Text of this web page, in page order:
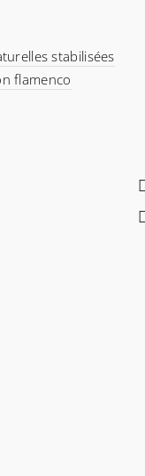
stabilisées
flamenco